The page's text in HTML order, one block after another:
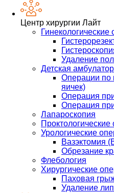
Центр хирургии Лайт
Гинекологические
Удаление
Детская
Операции по
яичек)
Операция
Операция
Лапароскопия
Проктологические
Урологические
Вазэктомия
Обрезание
Флебология
Хирургические
Паховая
Удаление